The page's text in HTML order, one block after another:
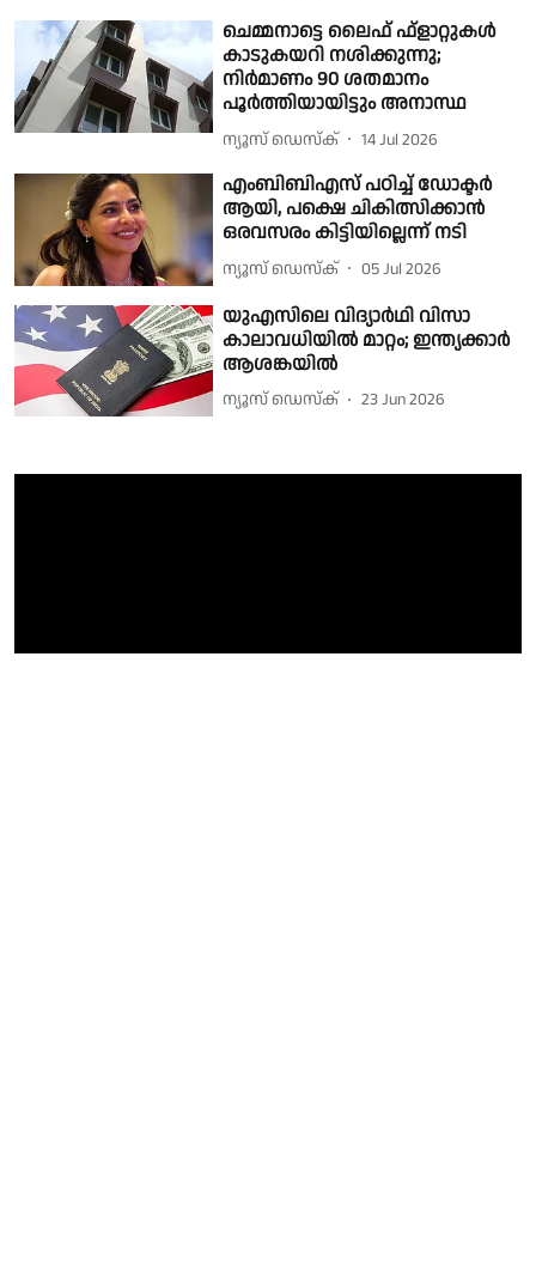
ചെമ്മനാട്ടെ ലൈഫ് ഫ്‌ളാറ്റുകള്‍
കാടുകയറി നശിക്കുന്നു;
നിര്‍മാണം 90 ശതമാനം
പൂര്‍ത്തിയായിട്ടും അനാസ്ഥ
ന്യൂസ് ഡെസ്ക് 14 Jul 2026
എംബിബിഎസ് പഠിച്ച് ഡോക്ടർ
ആയി, പക്ഷെ ചികിത്സിക്കാൻ
ഒരവസരം കിട്ടിയില്ലെന്ന് നടി
ന്യൂസ് ഡെസ്ക് 05 Jul 2026
യുഎസിലെ വിദ്യാർഥി വിസാ
കാലാവധിയിൽ മാറ്റം; ഇന്ത്യക്കാർ
ആശങ്കയിൽ
ന്യൂസ് ഡെസ്ക് 23 Jun 2026